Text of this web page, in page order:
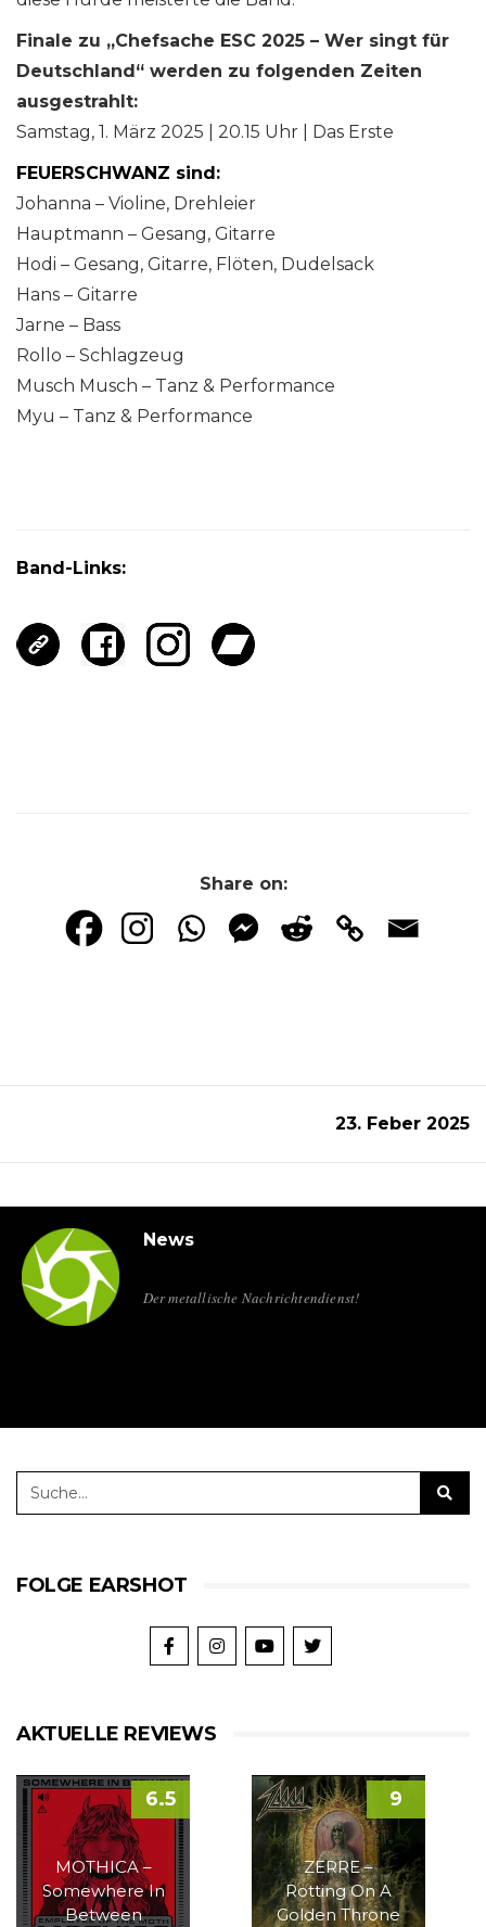
Finale zu „Chefsache ESC 2025 – Wer singt für
Deutschland“ werden zu folgenden Zeiten
ausgestrahlt:
Samstag, 1. März 2025 | 20.15 Uhr | Das Erste
FEUERSCHWANZ sind:
Johanna – Violine, Drehleier
Hauptmann – Gesang, Gitarre
Hodi – Gesang, Gitarre, Flöten, Dudelsack
Hans – Gitarre
Jarne – Bass
Rollo – Schlagzeug
Musch Musch – Tanz & Performance
Myu – Tanz & Performance
Band-Links:
Share on:
23. Feber 2025
News
Der metallische Nachrichtendienst!
FOLGE EARSHOT
AKTUELLE REVIEWS
MOTHICA –
Somewhere In
Between
6.5
ZERRE –
Rotting On A
Golden Throne
9